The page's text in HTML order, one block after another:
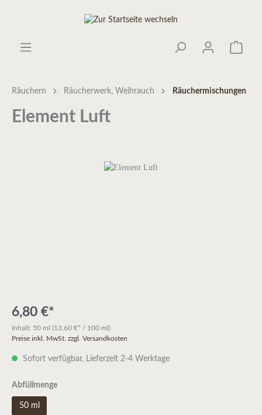
Räuchern Räucherwerk, Weihrauch Räuchermischungen
Element Luft
6,80 €*
Inhalt: 50 ml (13,60 €* / 100 ml)
Preise inkl. MwSt. zzgl. Versandkosten
Sofort verfügbar, Lieferzeit 2-4 Werktage
Abfüllmenge
50 ml